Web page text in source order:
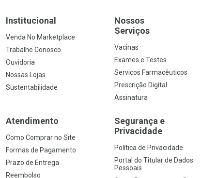
Institucional
Venda No Marketplace
Trabalhe Conosco
Ouvidoria
Nossas Lojas
Sustentabilidade
Nossos
Serviços
Vacinas
Exames e Testes
Serviços Farmacêuticos
Prescrição Digital
Assinatura
Atendimento
Como Comprar no Site
Formas de Pagamento
Prazo de Entrega
Reembolso
Segurança e
Privacidade
Política de Privacidade
Portal do Titular de Dados
Pessoais